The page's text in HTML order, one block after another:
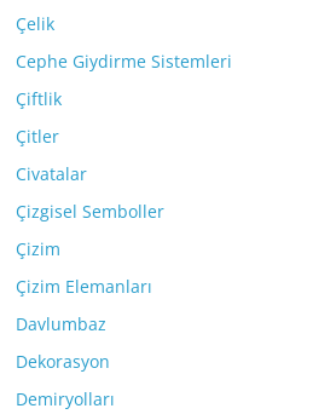
Çelik
Cephe Giydirme Sistemleri
Çiftlik
Çitler
Civatalar
Çizgisel Semboller
Çizim
Çizim Elemanları
Davlumbaz
Dekorasyon
Demiryolları